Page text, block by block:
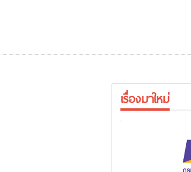
เรื่องมาใหม่